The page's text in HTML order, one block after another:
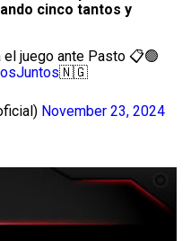
cinco tantos y
juego ante Pasto 📋🟢
🇳🇬
November 23, 2024